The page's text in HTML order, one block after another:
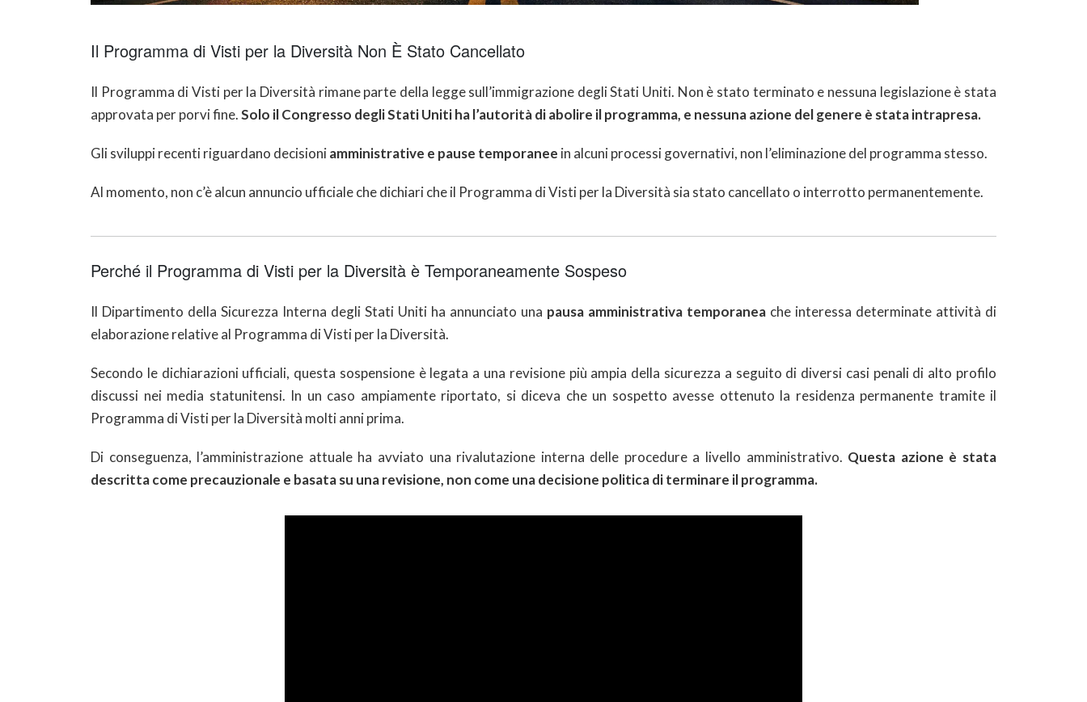
Il Programma di Visti per la Diversità Non È Stato Cancellato
Il Programma di Visti per la Diversità rimane parte della legge sull’immigrazione degli Stati Uniti. Non è stato terminato e nessuna legislazione è stata
approvata per porvi fine.Solo il Congresso degli Stati Uniti ha l’autorità di abolire il programma, e nessuna azione del genere è stata intrapresa.
Gli sviluppi recenti riguardano decisioniamministrative e pause temporanee in alcuni processi governativi, non l’eliminazione del programma stesso.
Al momento, non c’è alcun annuncio ufficiale che dichiari che il Programma di Visti per la Diversità sia stato cancellato o interrotto permanentemente.
Perché il Programma di Visti per la Diversità è Temporaneamente Sospeso
Il Dipartimento della Sicurezza Interna degli Stati Uniti ha annunciato una pausa amministrativa temporanea che interessa determinate attività di
elaborazione relative al Programma di Visti per la Diversità.
Secondo le dichiarazioni ufficiali, questa sospensione è legata a una revisione più ampia della sicurezza a seguito di diversi casi penali di alto profilo
discussi nei media statunitensi. In un caso ampiamente riportato, si diceva che un sospetto avesse ottenuto la residenza permanente tramite il
Programma di Visti per la Diversità molti anni prima.
Di conseguenza, l’amministrazione attuale ha avviato una rivalutazione interna delle procedure a livello amministrativo. Questa azione è stata
descritta come precauzionale e basata su una revisione, non come una decisione politica di terminare il programma.